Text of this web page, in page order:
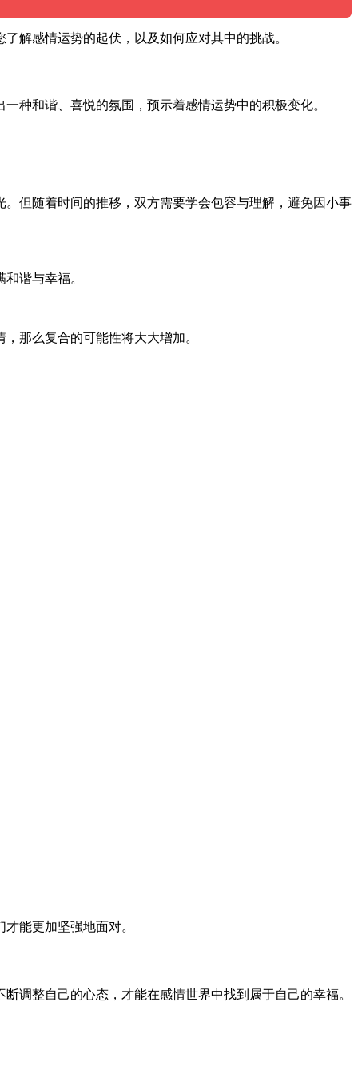
解感情运势的起伏，以及如何应对其中的挑战。
种和谐、喜悦的氛围，预示着感情运势中的积极变化。
但随着时间的推移，双方需要学会包容与理解，避免因小事
谐与幸福。
那么复合的可能性将大大增加。
能更加坚强地面对。
调整自己的心态，才能在感情世界中找到属于自己的幸福。